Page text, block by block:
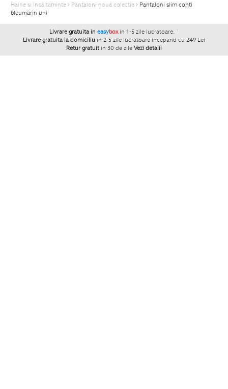
Haine si Incaltaminte Pantaloni noua colectie
Pantaloni slim conti
bleumarin uni
Livrare gratuita in easybox in 1-5 zile lucratoare. `
Livrare gratuita la domiciliu in 2-5 zile lucratoare incepand cu 249 Lei
Retur gratuit in 30 de zile Vezi detalii